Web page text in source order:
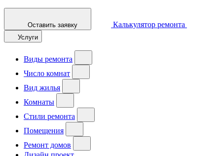
Оставить заявку Калькулятор ремонта
Услуги
Виды ремонта
Число комнат
Вид жилья
Комнаты
Стили ремонта
Помещения
Ремонт домов